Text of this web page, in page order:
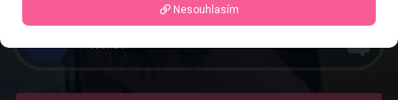
Recenze: 1
Nesouhlasím